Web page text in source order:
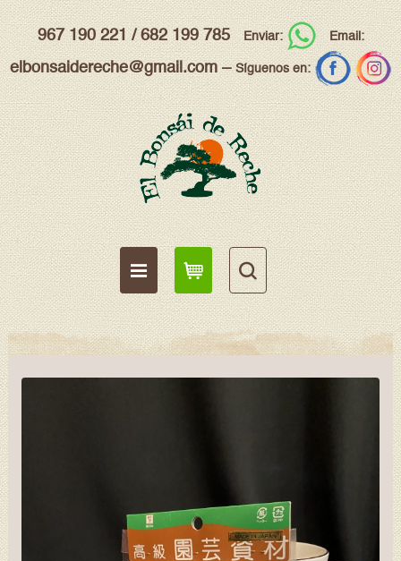
967 190 221 /682 199 785 Enviar: Email:
elbonsaidereche@gmail.com – Síguenos en: